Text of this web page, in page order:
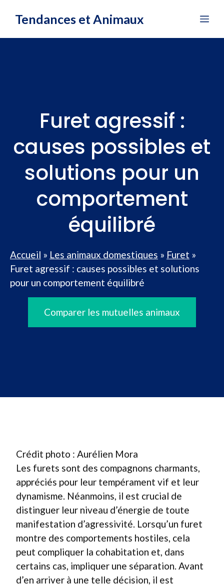
Tendances et Animaux
Furet agressif :
causes possibles et
solutions pour un
comportement
équilibré
Accueil » Les animaux domestiques » Furet »
Furet agressif : causes possibles et solutions
pour un comportement équilibré
Comparer les mutuelles animaux
Crédit photo : Aurélien Mora
Les furets sont des compagnons charmants,
appréciés pour leur tempérament vif et leur
dynamisme. Néanmoins, il est crucial de
distinguer leur niveau d’énergie de toute
manifestation d’agressivité. Lorsqu’un furet
montre des comportements hostiles, cela
peut compliquer la cohabitation et, dans
certains cas, impliquer une séparation. Avant
d’en arriver à une telle décision, il est